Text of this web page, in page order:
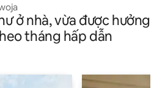
ở nhà, vừa được hưởng
tháng hấp dẫn